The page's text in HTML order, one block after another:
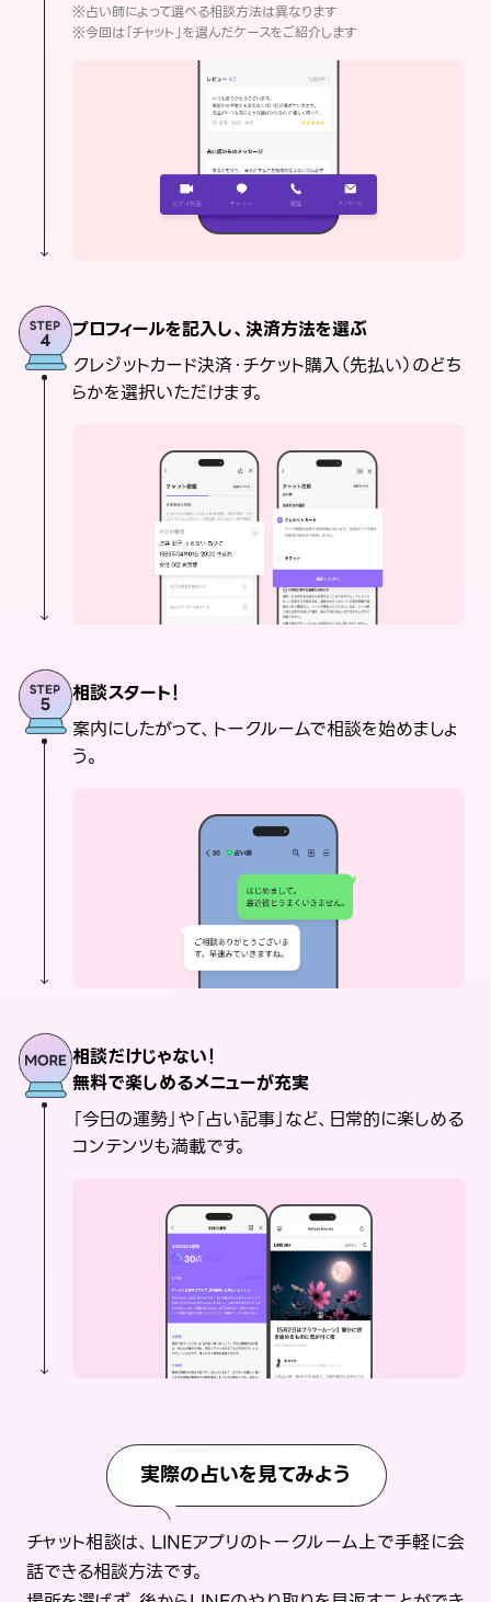
※占い師によって選べる相談方法は異なります
※今回は「チャット」を選んだケースをご紹介します
プロフィールを記入し、決済方法を選ぶ
クレジットカード決済・チケット購入（先払い）のどち
らかを選択いただけます。
相談スタート！
案内にしたがって、トークルームで相談を始めましょ
う。
相談だけじゃない！
無料で楽しめるメニューが充実
「今日の運勢」や「占い記事」など、日常的に楽しめる
コンテンツも満載です。
実際の占いを見てみよう
チャット相談は、LINEアプリのトークルーム上で手軽に会
話できる相談方法です。